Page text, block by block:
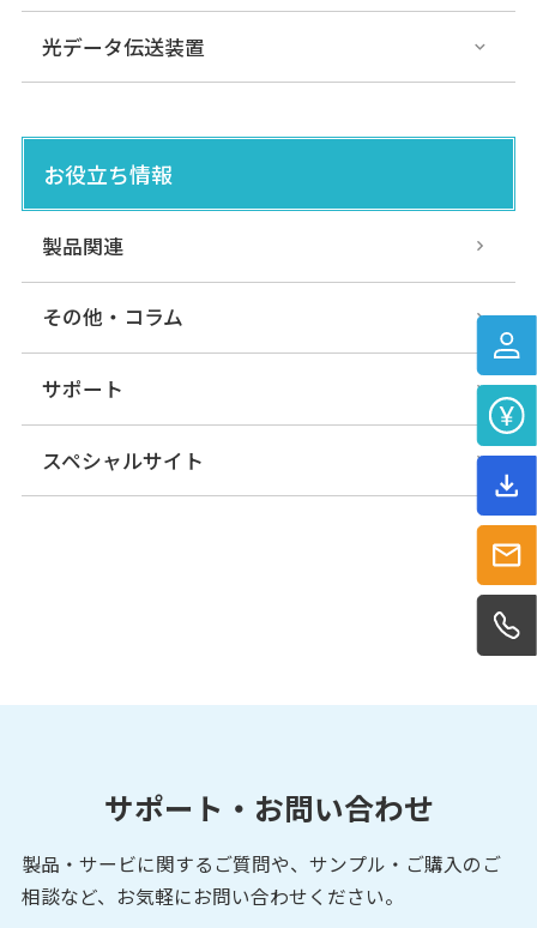
光データ伝送装置
お役立ち情報
製品関連
その他・コラム
サポート
スペシャルサイト
サポート・お問い合わせ
製品・サービに関するご質問や、サンプル・ご購入の ご
相談など、お気軽にお問い合わせください。